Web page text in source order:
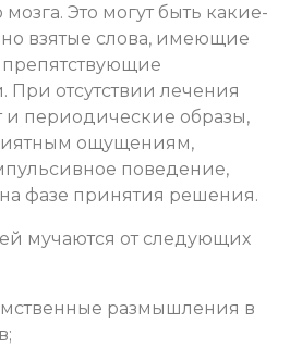
Это могут быть какие-
взятые слова, имеющие
отсутствии лечения
и периодические образы,
ощущениям,
поведение,
фазе принятия решения.
мучаются от следующих
размышления в